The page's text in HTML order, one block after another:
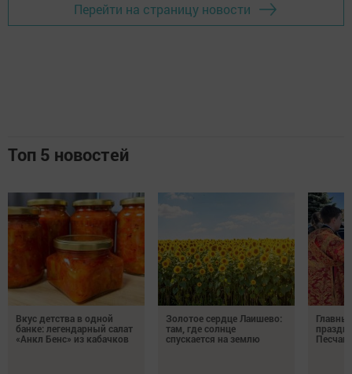
Перейти на страницу новости
Топ 5 новостей
Вкус детства в одной
банке: легендарный салат
«Анкл Бенс» из кабачков
Золотое сердце Лаишево:
там, где солнце
спускается на землю